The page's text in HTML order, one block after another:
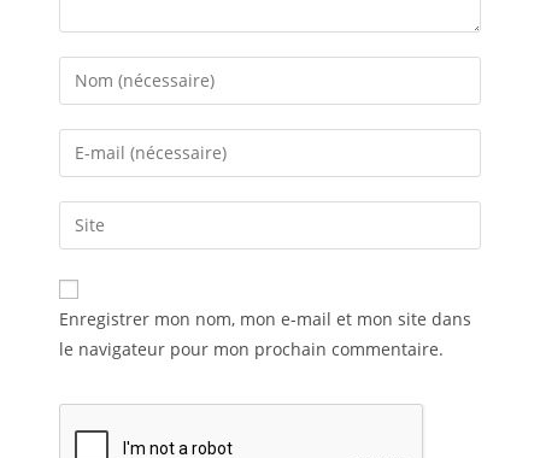
Enregistrer mon nom, mon e-mail et mon site dans
le navigateur pour mon prochain commentaire.